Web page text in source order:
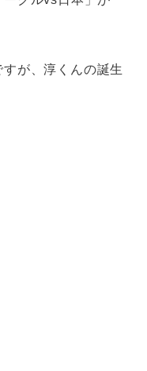
が、淳くんの誕生